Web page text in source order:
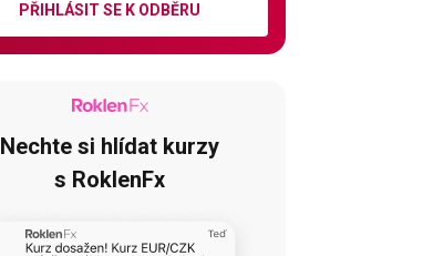
PŘIHLÁSIT SE K ODBĚRU
Nechte si hlídat kurzy
s RoklenFx